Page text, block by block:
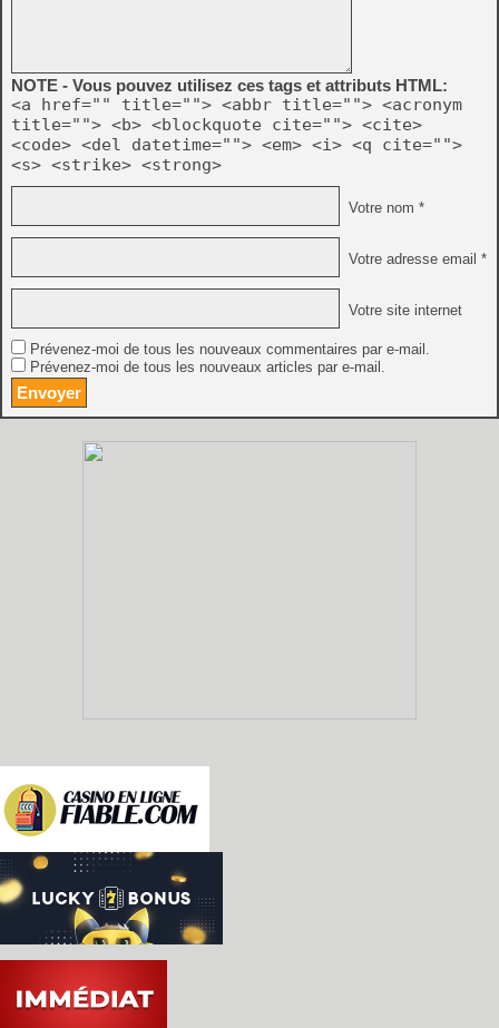
NOTE - Vous pouvez utilisez ces tags et attributs HTML:
<a href="" title=""> <abbr title=""> <acronym
title=""> <b> <blockquote cite=""> <cite>
<code> <del datetime=""> <em> <i> <q cite="">
<s> <strike> <strong>
Votre nom *
Votre adresse email *
Votre site internet
Prévenez-moi de tous les nouveaux commentaires par e-mail.
Prévenez-moi de tous les nouveaux articles par e-mail.